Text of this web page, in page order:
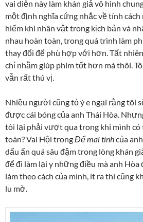
vai diễn này làm khán giả vô hình
một định nghĩa cứng nhắc về tính
hiếm khi nhân vật trong kịch bản và
nhau hoàn toàn, trong quá trình làm
thay đổi để phù hợp với hơn. Tất
chỉ nhằm giúp phim tốt hơn mà thôi.
vẫn rất thú vị.
Nhiều người cũng tỏ ý e ngại rằng tôi
được cái bóng của anh Thái Hòa.
tôi lại phải vượt qua trong khi mình có
toàn? Vai Hội trongĐể mai tínhcủa
dấu ấn quá sâu đậm trong lòng khán
để đi làm lại y những điều mà anh Hòa
làm theo cách của mình, ít ra thì cũng
lu mờ.